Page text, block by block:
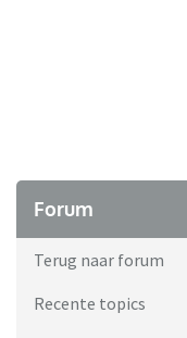
Forum
Terug naar forum
Recente topics